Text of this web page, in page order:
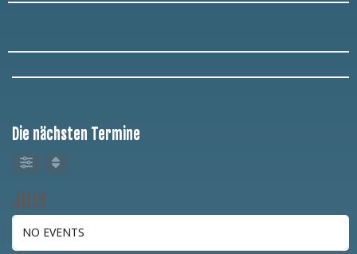
Die nächsten Termine
JULY
NO EVENTS